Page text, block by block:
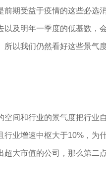
期受益于疫情的这些必选
及明年一季度的低基数，
以我们仍然看好这些景气
间和行业的景气度把行业
业增速中枢大于10%，为
大市值的公司，那么第二